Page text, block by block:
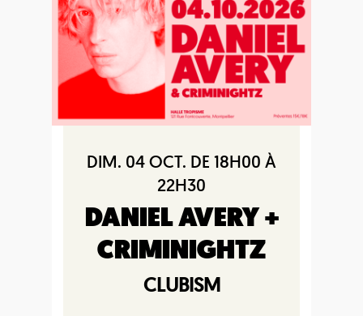
DIM. 04 OCT. DE 18H00 À
22H30
DANIEL AVERY +
CRIMINIGHTZ
CLUBISM